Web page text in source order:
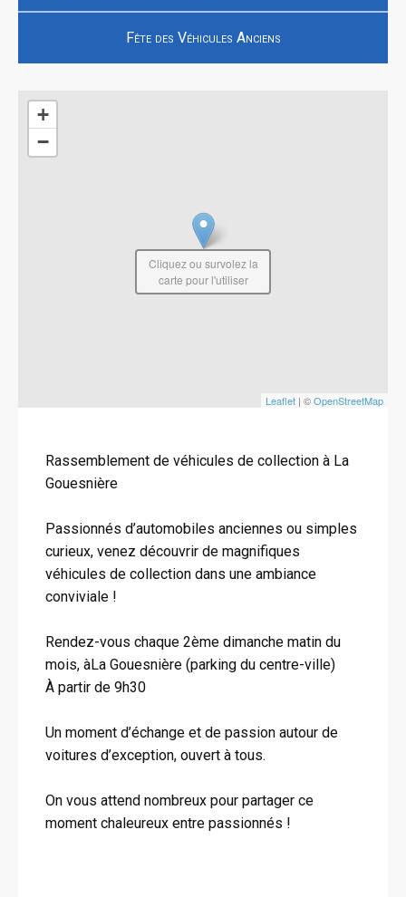
Fête des Véhicules Anciens
+
−
Leaflet | ©OpenStreetMap
Cliquez ou survolez la
carte pour l'utiliser
Rassemblement de véhicules de collection à La
Gouesnière
Passionnés d’automobiles anciennes ou simples
curieux, venez découvrir de magnifiques
véhicules de collection dans une ambiance
conviviale !
Rendez-vous chaque 2ème dimanche matin du
mois, àLa Gouesnière (parking du centre-ville)
À partir de 9h30
Un moment d’échange et de passion autour de
voitures d’exception, ouvert à tous.
On vous attend nombreux pour partager ce
moment chaleureux entre passionnés !